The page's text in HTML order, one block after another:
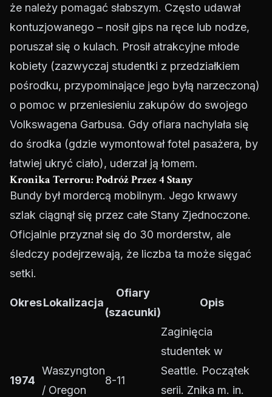
że należy pomagać słabszym. Często udawał
kontuzjowanego – nosił gips na ręce lub nodze,
poruszał się o kulach. Prosił atrakcyjne młode
kobiety (zazwyczaj studentki z przedziałkiem
pośrodku, przypominające jego byłą narzeczoną)
o pomoc w przeniesieniu zakupów do swojego
Volkswagena Garbusa. Gdy ofiara nachylała się
do środka (gdzie wymontował fotel pasażera, by
łatwiej ukryć ciało), uderzał ją łomem.
Kronika Terroru: Podróż Przez 4 Stany
Bundy był mordercą mobilnym. Jego krwawy
szlak ciągnął się przez całe Stany Zjednoczone.
Oficjalnie przyznał się do 30 morderstw, ale
śledczy podejrzewają, że liczba ta może sięgać
setki.
OkresLokalizacja
Ofiary
(szacunki)
Opis
1974
Waszyngton
/ Oregon
8-11
Zaginięcia
studentek w
Seattle. Początek
serii. Znika m. in.